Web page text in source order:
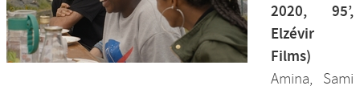
2020, 95’,
Elzévir
Films)
Amina, Sami